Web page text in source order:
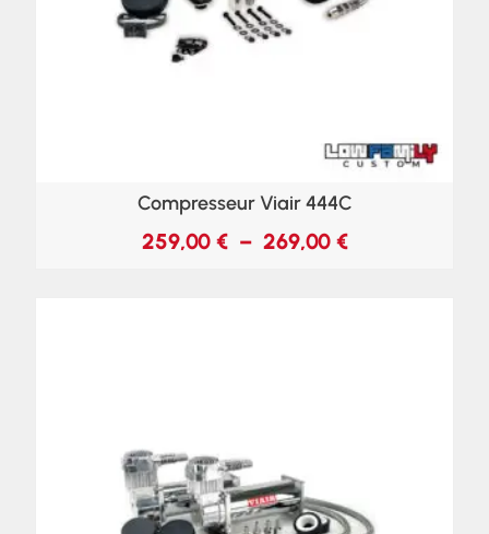
Compresseur Viair 444C
259,00 € – 269,00 €